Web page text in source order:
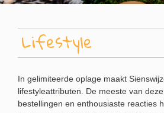
Lifestyle
In gelimiteerde oplage maakt
lifestyleattributen. De meeste van
bestellingen en enthousiaste reacties